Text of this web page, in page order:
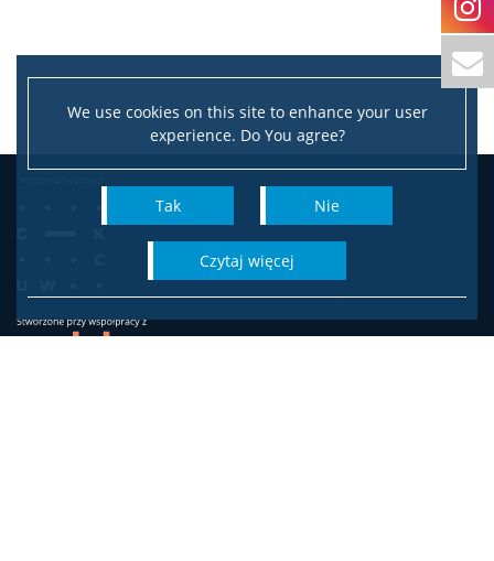
We use cookies on this site to enhance your user
experience. Do You agree?
Tak Nie
czytaj więcej